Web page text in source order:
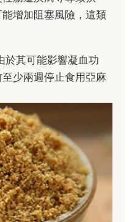
增加阻塞風險，這類
於其可能影響凝血功
少兩週停止食用亞麻